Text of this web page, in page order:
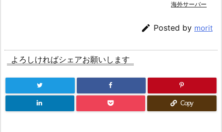
海外サーバー
 Posted by morit
よろしければシェアお願いします
Copy